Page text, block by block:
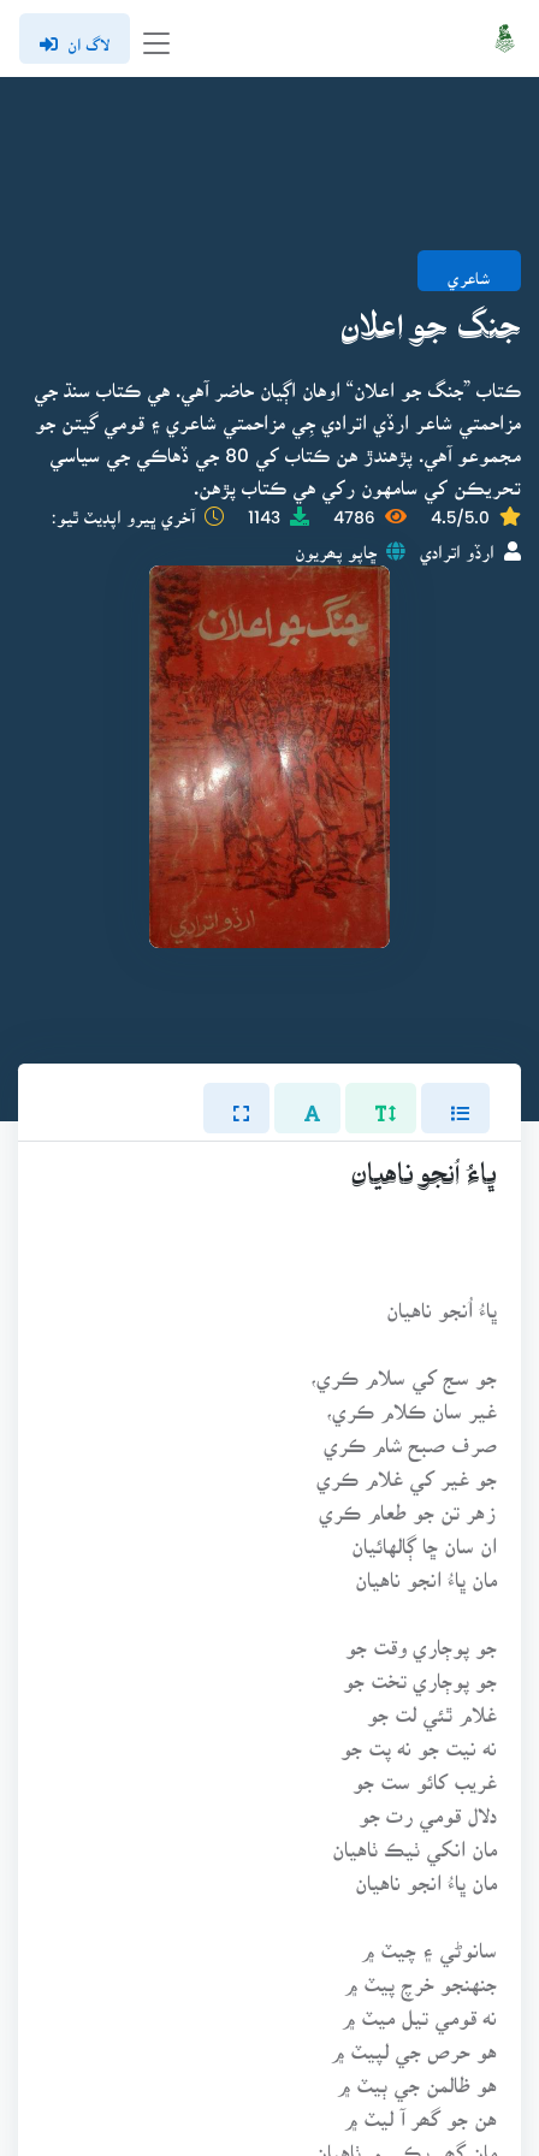
لاگ ان
شاعري
جنگ جو اعلان
ڪتاب ”جنگ جو اعلان“ اوهان اڳيان حاضر آهي. هي ڪتاب سنڌ جي
مزاحمتي شاعر ارڏي اترادي جِي مزاحمتي شاعري ۽ قومي گيتن جو
مجموعو آهي. پڙهندڙ هن ڪتاب کي 80 جي ڏهاڪي جي سياسي
تحريڪن کي سامهون رکي هي ڪتاب پڙهن.
4.5/5.0
4786
1143 آخري ڀيرو اپڊيٽ ٿيو:
ارڏو اترادي ڇاپو پھريون
ڀاءُ اُنجو ناهيان
ڀاءُ اُنجو ناهيان
جو سج کي سلام ڪري،
غير سان ڪلام ڪري،
صرف صبح شام ڪري
جو غير کي غلام ڪري
زهر تن جو طعام ڪري
ان سان ڇا ڳالهائيان
مان ڀاءُ انجو ناهيان
جو پوڄاري وقت جو
جو پوڄاري تخت جو
غلام ٿئي لت جو
غريب کائو ست جو
دلال قومي رت جو
مان انکي ٺيڪ ٺاهيان
مان ڀاءُ انجو ناهيان
سانوڻي ۽ چيٽ ۾
نه قومي تيل ميٽ ۾
هو حرص جي لپيٽ ۾
هو ظالمن جي ٻيٽ ۾
هن جو گھر آ ليٽ ۾
مان گھر پڪي ۾ ٺاهيان